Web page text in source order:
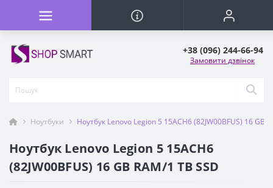
+38 (096) 244-66-94
Замовити дзвінок
Ноутбуки Ноутбук Lenovo Legion 5 15ACH6 (82JW00BFUS) 16 GB
Ноутбук Lenovo Legion 5 15ACH6
(82JW00BFUS) 16 GB RAM/1 TB SSD